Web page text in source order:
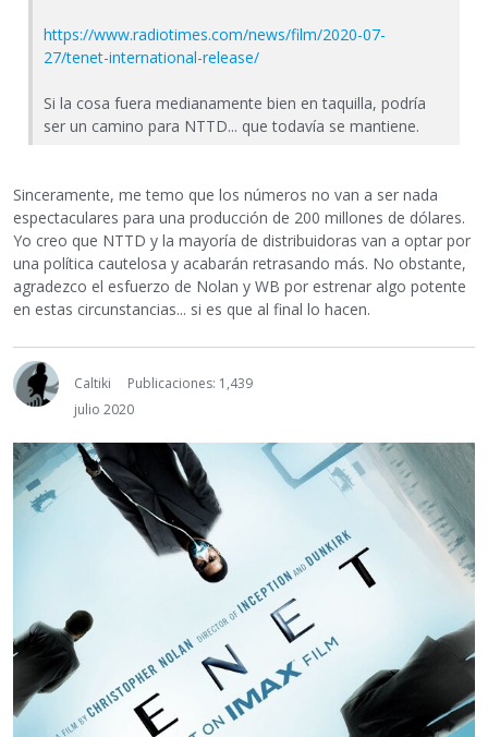
https://www.radiotimes.com/news/film/2020-07-
27/tenet-international-release/
Si la cosa fuera medianamente bien en taquilla, podría
ser un camino para NTTD... que todavía se mantiene.
Sinceramente, me temo que los números no van a ser nada
espectaculares para una producción de 200 millones de dólares.
Yo creo que NTTD y la mayoría de distribuidoras van a optar por
una política cautelosa y acabarán retrasando más. No obstante,
agradezco el esfuerzo de Nolan y WB por estrenar algo potente
en estas circunstancias... si es que al final lo hacen.
Caltiki
Publicaciones: 1,439
julio 2020